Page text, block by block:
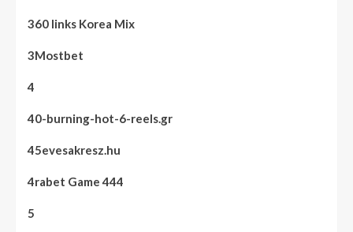
360 links Korea Mix
3Mostbet
4
40-burning-hot-6-reels.gr
45evesakresz.hu
4rabet Game 444
5